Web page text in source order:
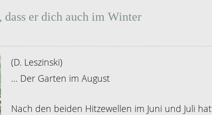
dass er dich auch im Winter
(D. Leszinski)
… Der Garten im August
Nach den beiden Hitzewellen im Juni und Juli hat